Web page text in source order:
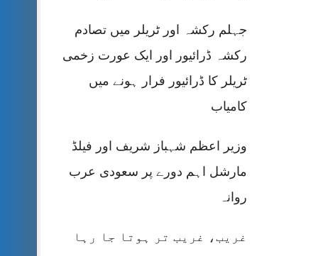
جہلم رکشہ اور ٹریلر میں تصادم
رکشہ ڈرائیور اور ایک عورت زخمی
ٹریلر کا ڈرائیور فرار ہونے میں
کامیاب
وزیر اعظم شہباز شریف اور فیلڈ
مارشل اہم دورے پر سعودی عرب
روانہ
غریب، غریب تر ہوتا جا رہا